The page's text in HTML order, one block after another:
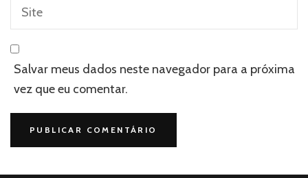
Salvar meus dados neste navegador para a próxima
vez que eu comentar.